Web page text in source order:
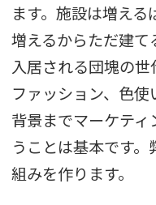
ます。施設は増え
増えるからただ建て
入居される団塊の
ファッション、色
背景までマーケテ
うことは基本です
組みを作ります。